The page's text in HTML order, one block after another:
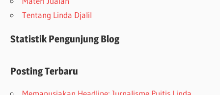
Tentang Linda Djalil
Statistik Pengunjung Blog
Posting Terbaru